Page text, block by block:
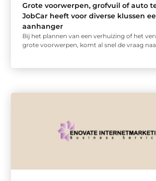
Grote voorwerpen, grofvuil of auto
JobCar heeft voor diverse klussen
aanhanger
Bij het plannen van een verhuizing of het
grote voorwerpen, komt al snel de vraag